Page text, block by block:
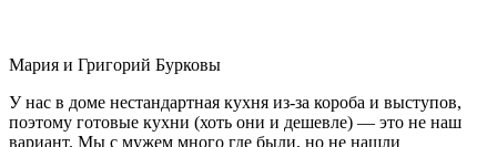
Мария и Григорий Бурковы
У нас в доме нестандартная кухня из-за короба и выступов,
поэтому готовые кухни (хоть они и дешевле) — это не наш
вариант. Мы с мужем много где были, но не нашли